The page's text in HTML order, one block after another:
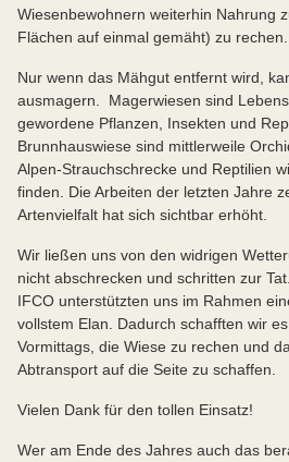
Wiesenbewohnern weiterhin Nahrung
Flächen auf einmal gemäht) zu rechen.
Nur wenn das Mähgut entfernt wird,
ausmagern. Magerwiesen sind
gewordene Pflanzen, Insekten und
Brunnhauswiese sind mittlerweile
Alpen-Strauchschrecke und Reptilien
finden. Die Arbeiten der letzten Jahre
Artenvielfalt hat sich sichtbar erhöht.
Wir ließen uns von den widrigen
nicht abschrecken und schritten zur
IFCO unterstützten uns im Rahmen
vollstem Elan. Dadurch schafften wir
Vormittags, die Wiese zu rechen und
Abtransport auf die Seite zu schaffen.
Vielen Dank für den tollen Einsatz!
Wer am Ende des Jahres auch das